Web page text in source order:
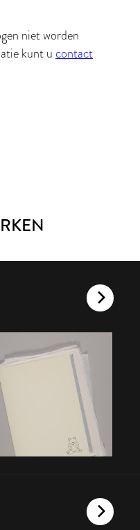
niet worden
kunt u contact